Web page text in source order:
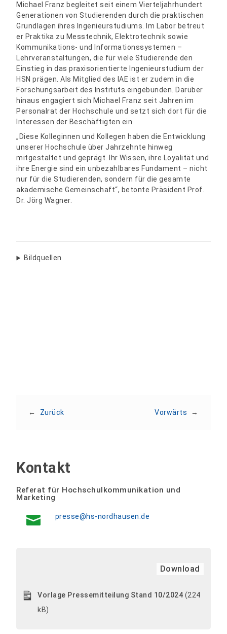
Michael Franz begleitet seit einem Vierteljahrhundert
Generationen von Studierenden durch die praktischen
Grundlagen ihres Ingenieurstudiums. Im Labor betreut
er Praktika zu Messtechnik, Elektrotechnik sowie
Kommunikations- und Informationssystemen –
Lehrveranstaltungen, die für viele Studierende den
Einstieg in das praxisorientierte Ingenieurstudium der
HSN prägen. Als Mitglied des IAE ist er zudem in die
Forschungsarbeit des Instituts eingebunden. Darüber
hinaus engagiert sich Michael Franz seit Jahren im
Personalrat der Hochschule und setzt sich dort für die
Interessen der Beschäftigten ein.
„Diese Kolleginnen und Kollegen haben die Entwicklung
unserer Hochschule über Jahrzehnte hinweg
mitgestaltet und geprägt. Ihr Wissen, ihre Loyalität und
ihre Energie sind ein unbezahlbares Fundament – nicht
nur für die Studierenden, sondern für die gesamte
akademische Gemeinschaft“, betonte Präsident Prof.
Dr. Jörg Wagner.
Bildquellen
← Zurück Vorwärts →
Kontakt
Referat für Hochschulkommunikation und
Marketing
presse@hs-nordhausen.de
Download
Vorlage Pressemitteilung Stand 10/2024 (224
kB)